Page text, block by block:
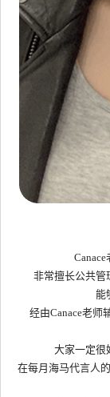
Canace
非常擅长公共管
能
经由Canace老师
大家一定很
在每月海马代言人